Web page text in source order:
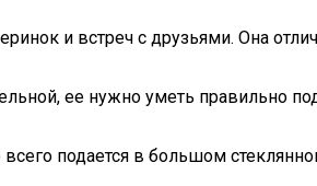
и встреч с друзьями. Она
ее нужно уметь правильно
подается в большом